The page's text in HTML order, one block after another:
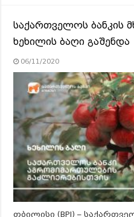
საქართველოს ბანკის
ხეხილის ბაღი გაშენდა
06/11/2020
თბილისი (BPI) –